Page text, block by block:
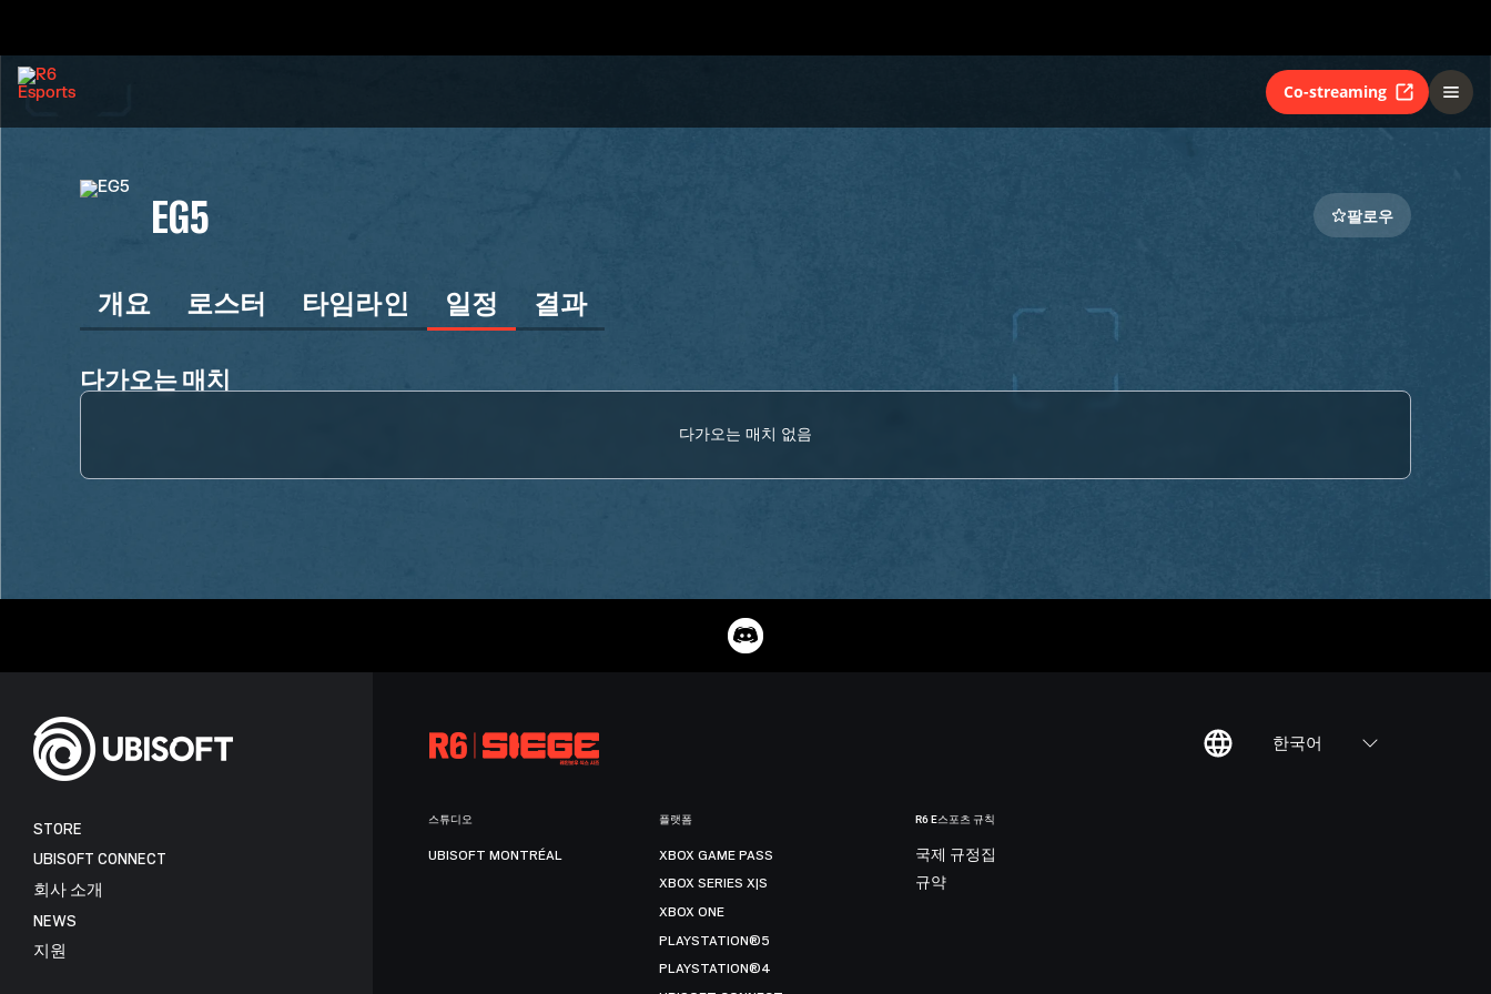
Co-streaming
EG5 팔로우
개요 로스터 타임라인 일정 결과
다가오는 매치
다가오는 매치 없음
한국어
STORE
UBISOFT CONNECT
회사 소개
NEWS
지원
스튜디오
UBISOFT MONTRÉAL
플랫폼
XBOX GAME PASS
XBOX SERIES X|S
XBOX ONE
PLAYSTATION®5
PLAYSTATION®4
R6 E스포츠 규칙
국제 규정집
규약